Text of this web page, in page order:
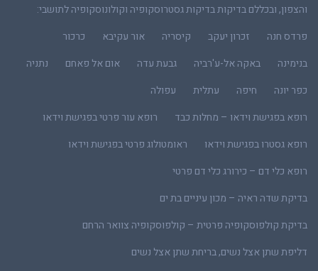
והצפון, ובכללם בדיקות בדיקות גסטרוסקופיה וקולונוסקופיה לתושבי:
פרדס חנה
זכרון יעקב קיסריה אור עקיבא
כרכור
בנימינה
באקה אל-ע'רביה גבעת עדה אום אל פאחם
נתניה
כפר יונה
חיפה עתלית
עפולה
רופא בפגישת וידאו – מחלות כבד
רופא עור פרטי בפגישת וידאו
רופא גסטרו בפגישת וידאו
ראומטולוג פרטי בפגישת וידאו
רופא כלי דם – כירורג כלי דם פרטי
בדיקת שדה ראיה – מכון עיניים בת ים
בדיקת קולפוסקופיה פרטית – קולפוסקופיה צוואר הרחם
דליפת שתן אצל נשים, בריחת שתן אצל נשים